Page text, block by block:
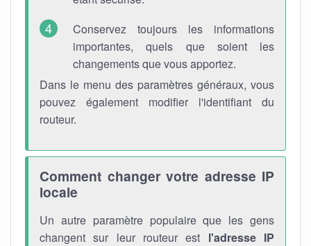
Conservez toujours les informations
importantes, quels que soient les
changements que vous apportez.
Dans le menu des paramètres généraux, vous
pouvez également modifier l'identifiant du
routeur.
Comment changer votre adresse IP
locale
Un autre paramètre populaire que les gens
changent sur leur routeur est l'adresse IP